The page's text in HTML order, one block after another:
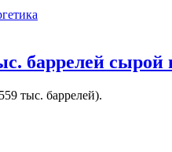
баррелей сырой
тыс. баррелей).